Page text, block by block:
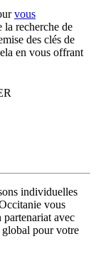
vous
recherche de
des clés de
en vous offrant
individuelles
vous
avec
global pour votre